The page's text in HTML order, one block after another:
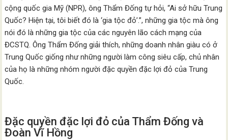
cộng quốc gia Mỹ (NPR), ông Thẩm Đống tự hỏi, “Ai sở hữu Trung
Quốc? Hiện tại, tôi biết đó là ‘gia tộc đỏ’.”, những gia tộc mà ông
nói đó là những gia tộc của các nguyên lão cách mạng của
ĐCSTQ. Ông Thẩm Đống giải thích, những doanh nhân giàu có ở
Trung Quốc giống như những người làm công siêu cấp, chủ nhân
của họ là những nhóm người đặc quyền đặc lợi đỏ của Trung
Quốc.
Đặc quyền đặc lợi đỏ của Thẩm Đống và
Đoàn Vĩ Hồng